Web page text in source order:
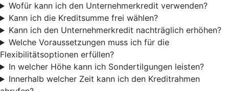
Wofür kann ich den Unternehmerkredit verwenden?
Kann ich die Kreditsumme frei wählen?
Kann ich den Unternehmerkredit nachträglich erhöhen?
Welche Voraussetzungen muss ich für die
Flexibilitätsoptionen erfüllen?
In welcher Höhe kann ich Sondertilgungen leisten?
Innerhalb welcher Zeit kann ich den Kreditrahmen